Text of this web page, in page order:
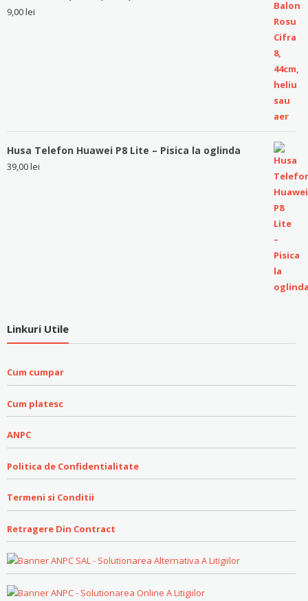
9,00lei
Husa Telefon Huawei P8 Lite – Pisica la oglinda
39,00lei
Linkuri Utile
Cum cumpar
Cum platesc
ANPC
Politica de Confidentialitate
Termeni si Conditii
Retragere Din Contract